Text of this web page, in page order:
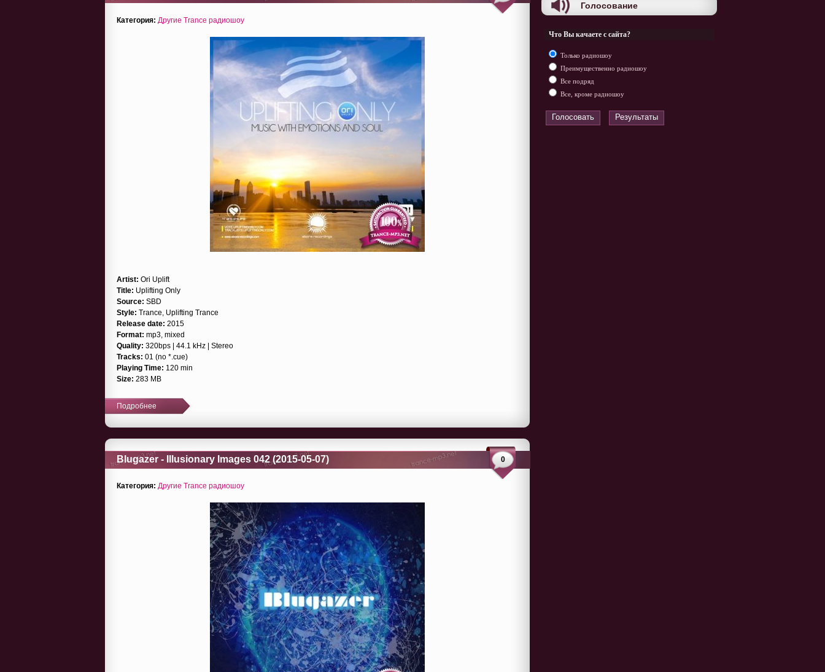
Категория: Другие Trance радиошоу
Artist: Ori Uplift
Title: Uplifting Only
Source: SBD
Style: Trance, Uplifting Trance
Release date: 2015
Format: mp3, mixed
Quality: 320bps | 44.1 kHz | Stereo
Tracks: 01 (no *.cue)
Playing Time: 120 min
Size: 283 MB
Подробнее
Blugazer - Illusionary Images 042 (2015-05-07) 0
Категория: Другие Trance радиошоу
Голосование
Что Вы качаете с сайта?
Только радиошоу
Преимущественно радиошоу
Все подряд
Все, кроме радиошоу
Голосовать Результаты